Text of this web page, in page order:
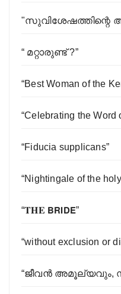
"സുവിശേഷത്തിന്റെ
“ മറ്റാരുണ്ട് ?”
“Best Woman of the
“Celebrating the Word
“Fiducia supplicans”
“Nightingale of the
“𝐓𝐇𝐄 𝗕𝗥𝗜𝗗𝗘”
“without exclusion or
“ജീവന്‍ അമൂല്യവും,